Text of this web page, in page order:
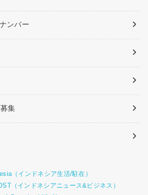
ンバー
集
（インドネシア生活/駐在）
（インドネシアニュース&ビジネス）